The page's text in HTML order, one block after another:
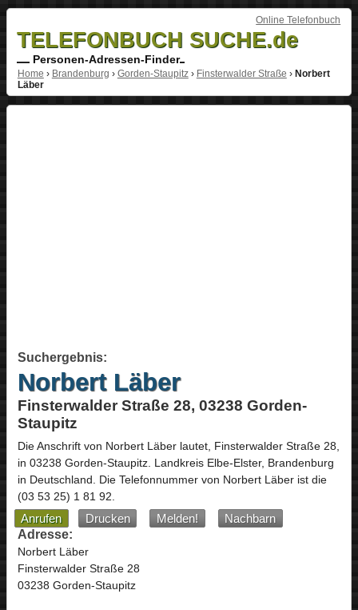
Online Telefonbuch
TELEFONBUCH SUCHE.de
Personen-Adressen-Finder
Home › Brandenburg › Gorden-Staupitz› Finsterwalder Straße › Norbert
Läber
Suchergebnis:
Norbert Läber
Finsterwalder Straße 28, 03238 Gorden-
Staupitz
Die Anschrift von Norbert Läberlautet, Finsterwalder Straße 28,
in 03238 Gorden-Staupitz. Landkreis Elbe-Elster, Brandenburg
in Deutschland. Die Telefonnummer von Norbert Läber ist die
(03 53 25) 1 81 92.
Anrufen Drucken Melden!
Nachbarn
Adresse:
Norbert Läber
Finsterwalder Straße 28
03238 Gorden-Staupitz